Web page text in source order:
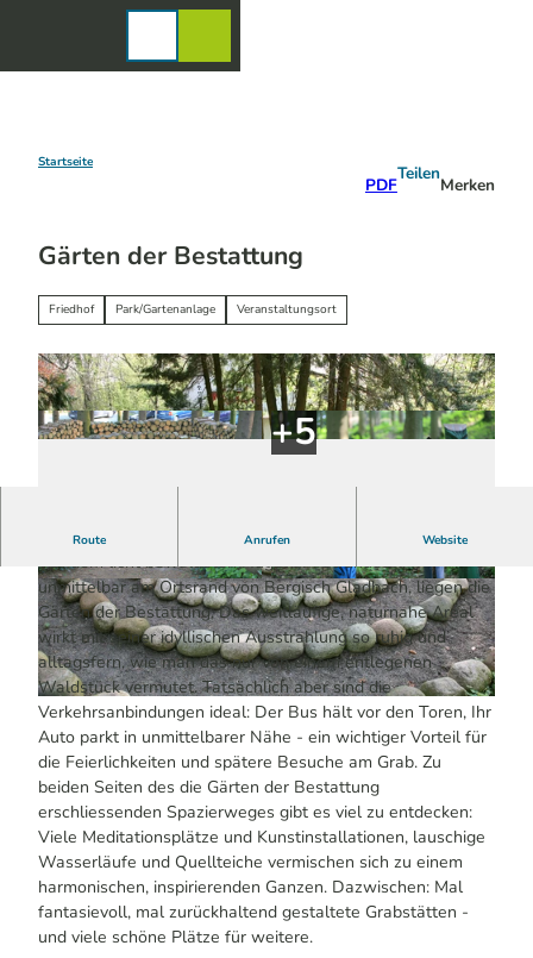
Startseite
PDF
Teilen
Merken
Gärten der Bestattung
Friedhof Park/Gartenanlage Veranstaltungsort
© Pütz-Roth - Gärten der Bestattung | KI-optimiert
© Pütz-Roth - Gärten der Bestattung | KI-opti
miert
© Pütz-Roth - Gärten der Bestattung | KI-opti
miert
Route Anrufen Website
Offen auch für einen Spaziergang.
Auf dem licht bewaldeten Hügel am Strundetal,
unmittelbar am Ortsrand von Bergisch Gladbach, liegen die
Gärten der Bestattung. Das weitläufige, naturnahe Areal
wirkt mit seiner idyllischen Ausstrahlung so ruhig und
alltagsfern, wie man das nur von einem entlegenen
Waldstück vermutet. Tatsächlich aber sind die
Verkehrsanbindungen ideal: Der Bus hält vor den Toren, Ihr
Auto parkt in unmittelbarer Nähe - ein wichtiger Vorteil für
die Feierlichkeiten und spätere Besuche am Grab. Zu
beiden Seiten des die Gärten der Bestattung
erschliessenden Spazierweges gibt es viel zu entdecken:
Viele Meditationsplätze und Kunstinstallationen, lauschige
Wasserläufe und Quellteiche vermischen sich zu einem
harmonischen, inspirierenden Ganzen. Dazwischen: Mal
fantasievoll, mal zurückhaltend gestaltete Grabstätten -
und viele schöne Plätze für weitere.